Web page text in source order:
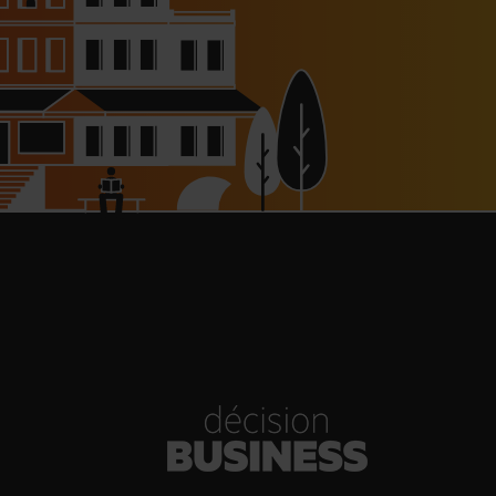
à 8 000 € pour les
l’autoroute A63
réouverte
Woman Dinners de Veuve
Clicquot de retour
Hôtels : un chiffre d’affaires